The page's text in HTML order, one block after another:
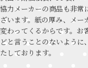
協力メーカーの商品も非常
ざいます。紙の厚み、メ
変わってくるからです。お
どと言うことのないよう
たしております。